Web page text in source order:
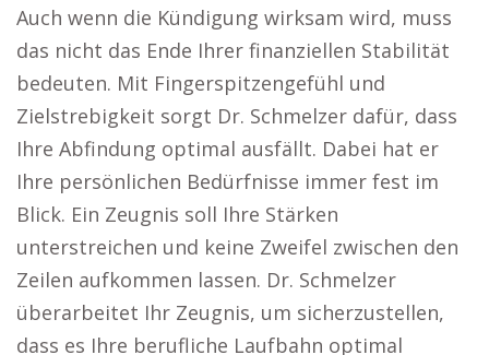
Auch wenn die Kündigung wirksam wird, muss
das nicht das Ende Ihrer finanziellen Stabilität
bedeuten. Mit Fingerspitzengefühl und
Zielstrebigkeit sorgt Dr. Schmelzer dafür, dass
Ihre Abfindung optimal ausfällt. Dabei hat er
Ihre persönlichen Bedürfnisse immer fest im
Blick. Ein Zeugnis soll Ihre Stärken
unterstreichen und keine Zweifel zwischen den
Zeilen aufkommen lassen. Dr. Schmelzer
überarbeitet Ihr Zeugnis, um sicherzustellen,
dass es Ihre berufliche Laufbahn optimal